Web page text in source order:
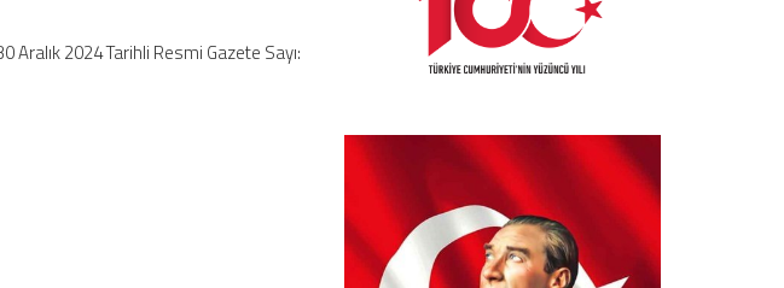
Aralık 2024 Tarihli Resmi Gazete Sayı: